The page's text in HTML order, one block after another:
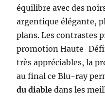
équilibre avec des
argentique élégante,
plans. Les contrastes
promotion Haute-
très appréciables, la
au final ce Blu-ray
du diable dans les